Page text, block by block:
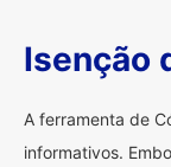
Isenção
A ferramenta de
informativos.